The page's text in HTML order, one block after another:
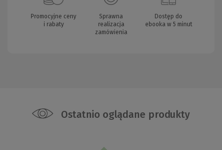
Promocyjne ceny
i rabaty
Sprawna
realizacja
zamówienia
Dostęp do
ebooka w 5 minut
Ostatnio oglądane produkty